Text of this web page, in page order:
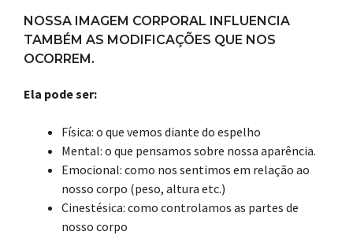
NOSSA IMAGEM CORPORAL INFLUENCIA
TAMBÉM AS MODIFICAÇÕES QUE NOS
OCORREM.
Ela pode ser:
Física: o que vemos diante do espelho
Mental: o que pensamos sobre nossa aparência.
Emocional: como nos sentimos em relação ao
nosso corpo (peso, altura etc.)
Cinestésica: como controlamos as partes de
nosso corpo